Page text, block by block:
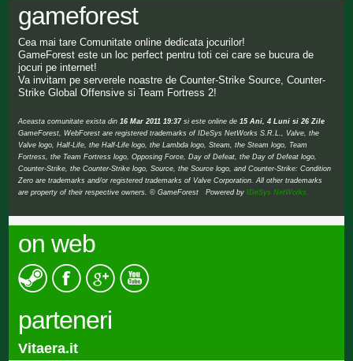
gameforest
Cea mai tare Comunitate online dedicata jocurilor!
GameForest este un loc perfect pentru toti cei care se bucura de
jocuri pe internet!
Va invitam pe serverele noastre de Counter-Strike Source, Counter-
Strike Global Offensive si Team Fortress 2!
Aceasta comunitate exista din16 Mar 2011 19:37si este online de15 Ani, 4 Luni si 26 Zile
GameForest, WebForest are registered trademarks of IDeSys NetWorks S.R.L., Valve, the
Valve logo, Half-Life, the Half-Life logo, the Lambda logo, Steam, the Steam logo, Team
Fortress, the Team Fortress logo, Opposing Force, Day of Defeat, the Day of Defeat logo,
Counter-Strike, the Counter-Strike logo, Source, the Source logo, and Counter-Strike: Condition
Zero are trademarks and/or registered trademarks of Valve Corporation. All other trademarks
are property of their respective owners. © GameForest Powered byIDeSys NetWorks
on web
parteneri
Vitaera.it